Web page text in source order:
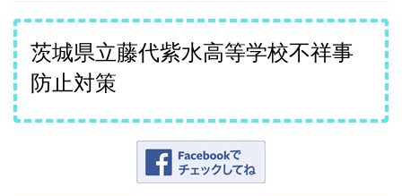
茨城県立藤代紫水高等学校不祥事
防止対策